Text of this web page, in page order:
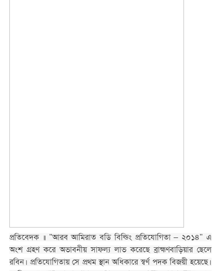
প্রতিবেদক ॥ "আরব আমিরাত বডি বিল্ডিং প্রতিযোগিতা – ২০১৪" এ
অংশ গ্রহণ করে অভাবনীয় সাফল্য লাভ করেছে ব্রাহ্মণবাড়িয়ার ছেলে
রবিন। প্রতিযোগিতায় সে প্রথম স্থান অধিকারে স্বর্ণ পদক বিজয়ী হয়েছে।